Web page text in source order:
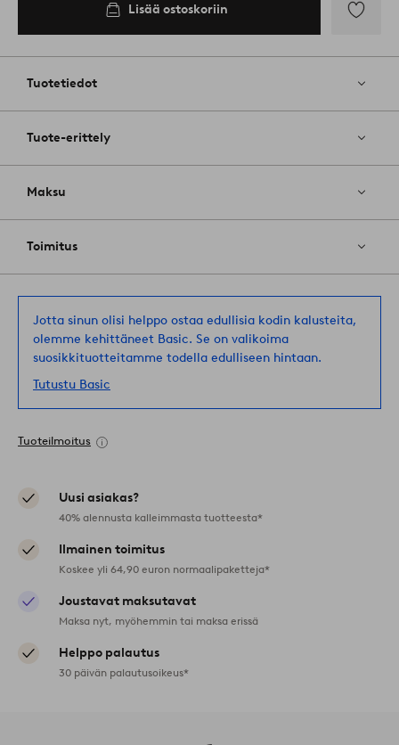
Lisää ostoskoriin
Tuotetiedot
Tuote-erittely
Maksu
Toimitus
Jotta sinun olisi helppo ostaa edullisia kodin kalusteita,
olemme kehittäneet Basic. Se on valikoima
suosikkituotteitamme todella edulliseen hintaan.
Tutustu Basic
Tuoteilmoitus
Uusi asiakas?
40% alennusta kalleimmasta tuotteesta*
Ilmainen toimitus
Koskee yli 64,90 euron normaalipaketteja*
Joustavat maksutavat
Maksa nyt, myöhemmin tai maksa erissä
Helppo palautus
30 päivän palautusoikeus*